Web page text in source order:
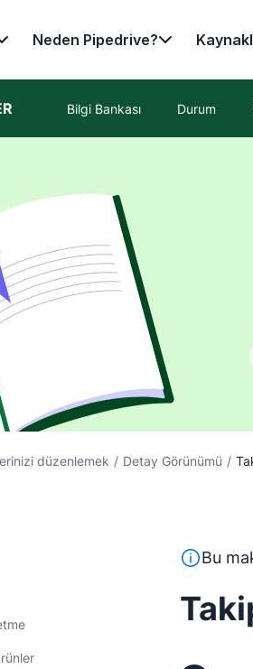
Neden Pipedrive?
Bilgi Bankası Durum
düzenlemek / Detay Görünümü /
Bu metin,
Bu